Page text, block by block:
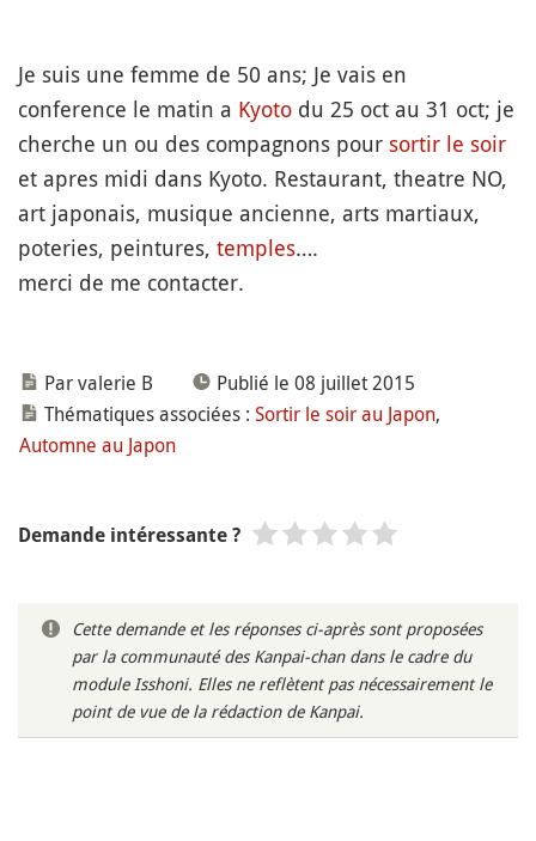
Je suis une femme de 50 ans; Je vais en
conference le matin a Kyoto du 25 oct au 31 oct; je
cherche un ou des compagnons pour sortir le soir
et apres midi dans Kyoto. Restaurant, theatre NO,
art japonais, musique ancienne, arts martiaux,
poteries, peintures, temples….
merci de me contacter.
Par valerie B
Publié le 08 juillet 2015
Thématiques associées : Sortir le soir au Japon,
Automne au Japon
Demande intéressante ?
Cette demande et les réponses ci-après sont proposées
par la communauté des Kanpai-chan dans le cadre du
module Isshoni. Elles ne reflètent pas nécessairement le
point de vue de la rédaction de Kanpai.